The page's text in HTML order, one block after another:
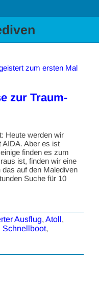
zur Traum-
Heute werden wir
AIDA. Aber es ist
finden es zum
ist, finden wir eine
auf den Malediven
Suche für 10
Ausflug, Atoll ,
Schnellboot,